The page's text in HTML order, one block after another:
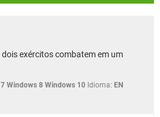
dois exércitos combatem em um
Windows 8 Windows 10 Idioma: EN